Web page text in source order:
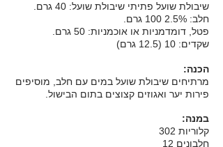
שיבולת שועל פתיתי שיבולת שועל: 40 גרם.
חלב: 2.5% 100 גרם.
פטל, דומדמניות או אוכמניות: 50 גרם.
שקדים: 10 (12.5 גרם)
הכנה:
מרתיחים שיבולת שועל במים עם חלב, מוסיפים
פירות יער ואגוזים קצוצים בתום הבישול.
במנה:
קלוריות 302
חלבונים 12